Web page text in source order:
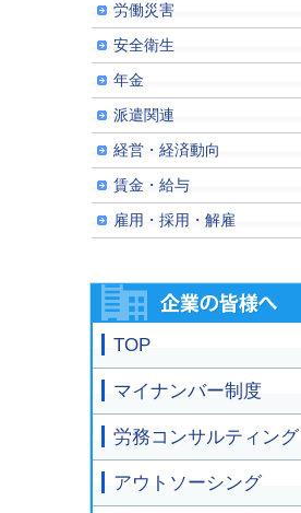
労働災害
安全衛生
年金
派遣関連
経営・経済動向
賃金・給与
雇用・採用・解雇
TOP
マイナンバー制度
労務コンサルティング
アウトソーシング